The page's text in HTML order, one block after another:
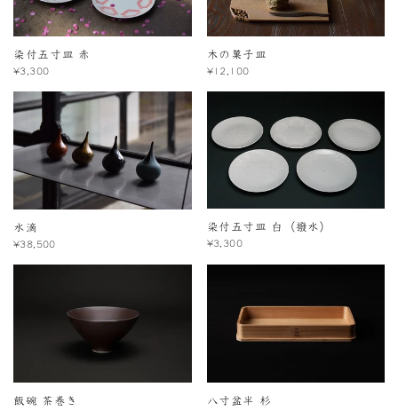
染付五寸皿 赤
¥3,300
木の菓子皿
¥12,100
水滴
¥38,500
染付五寸皿 白（撥水）
¥3,300
飯碗 茶巻き 八寸盆半 杉